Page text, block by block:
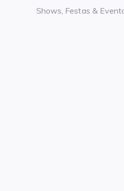
Categories
Shows, Festas &